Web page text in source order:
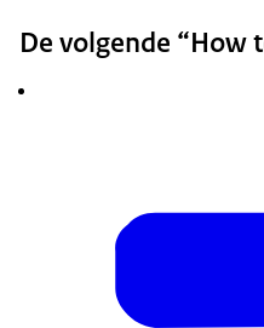
De volgende “How